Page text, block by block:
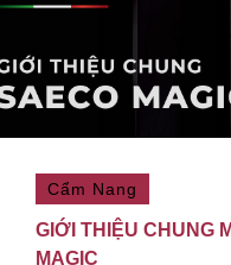
Cẩm Nang
GIỚI THIỆU CHUNG
MAGIC